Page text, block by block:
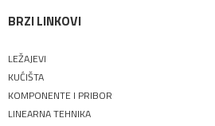
BRZI LINKOVI
LEŽAJEVI
KUĆIŠTA
KOMPONENTE I PRIBOR
LINEARNA TEHNIKA